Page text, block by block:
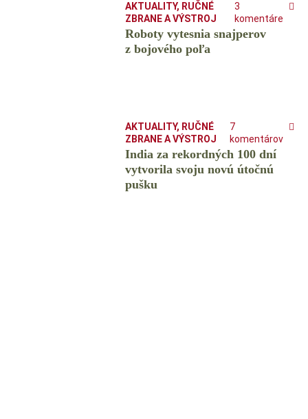
AKTUALITY, RUČNÉ
ZBRANE A VÝSTROJ
3
komentáre
Roboty vytesnia snajperov
z bojového poľa
AKTUALITY, RUČNÉ
ZBRANE A VÝSTROJ
7
komentárov
India za rekordných 100 dní
vytvorila svoju novú útočnú
pušku